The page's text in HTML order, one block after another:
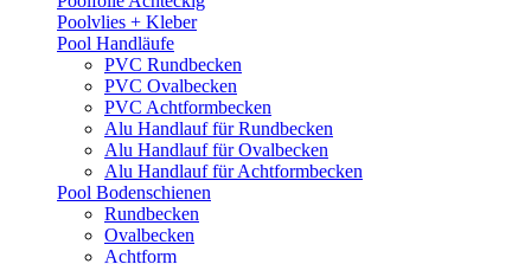
Poolvlies + Kleber
Pool Handläufe
PVC Rundbecken
PVC Ovalbecken
PVC Achtformbecken
Alu Handlauf für Rundbecken
Alu Handlauf für Ovalbecken
Alu Handlauf für Achtformbecken
Pool Bodenschienen
Rundbecken
Ovalbecken
Achtform